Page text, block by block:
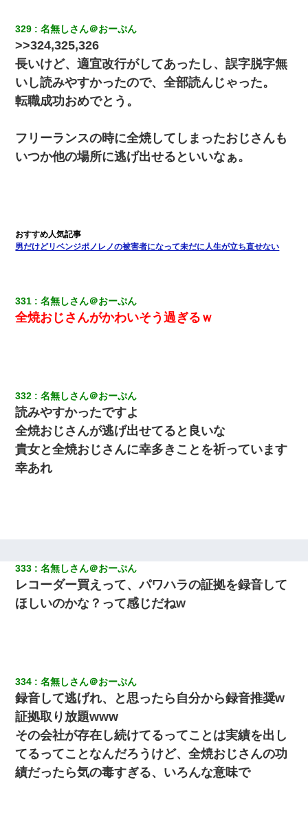
329 名無しさん＠おーぷん
>>324,325,326
長いけど、適宜改行がしてあったし、誤字脱字無
いし読みやすかったので、全部読んじゃった。
転職成功おめでとう。
フリーランスの時に全焼してしまったおじさんも
いつか他の場所に逃げ出せるといいなぁ。
男だけどリベンジポノレノの被害者になって未だに人生が立ち直せない
331 名無しさん＠おーぷん
全焼おじさんがかわいそう過ぎるｗ
332 名無しさん＠おーぷん
読みやすかったですよ
全焼おじさんが逃げ出せてると良いな
貴女と全焼おじさんに幸多きことを祈っています
幸あれ
333 名無しさん＠おーぷん
レコーダー買えって、パワハラの証拠を録音して
ほしいのかな？って感じだねw
334 名無しさん＠おーぷん
録音して逃げれ、と思ったら自分から録音推奨w
証拠取り放題www
その会社が存在し続けてるってことは実績を出し
てるってことなんだろうけど、全焼おじさんの功
績だったら気の毒すぎる、いろんな意味で